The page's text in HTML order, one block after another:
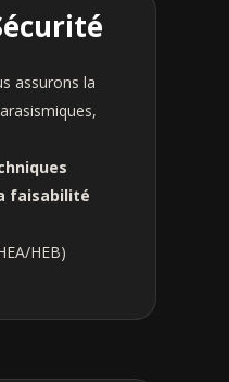
assurons la
faisabilité
HEB)